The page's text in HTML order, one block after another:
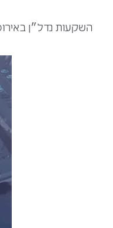
השקעות נדל״ן